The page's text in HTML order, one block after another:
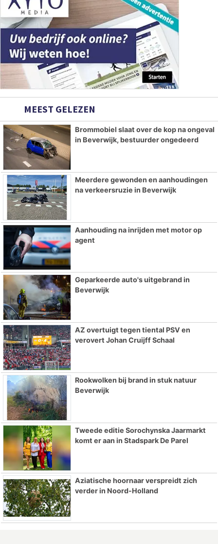
MEEST GELEZEN
Brommobiel slaat over de kop na ongeval
in Beverwijk, bestuurder ongedeerd
Meerdere gewonden en aanhoudingen
na verkeersruzie in Beverwijk
Aanhouding na inrijden met motor op
agent
Geparkeerde auto's uitgebrand in
Beverwijk
AZ overtuigt tegen tiental PSV en
verovert Johan Cruijff Schaal
Rookwolken bij brand in stuk natuur
Beverwijk
Tweede editie Sorochynska Jaarmarkt
komt er aan in Stadspark De Parel
Aziatische hoornaar verspreidt zich
verder in Noord-Holland